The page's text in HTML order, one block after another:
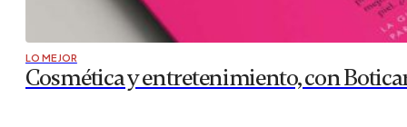
LO MEJOR
Cosmética y entretenimiento, con